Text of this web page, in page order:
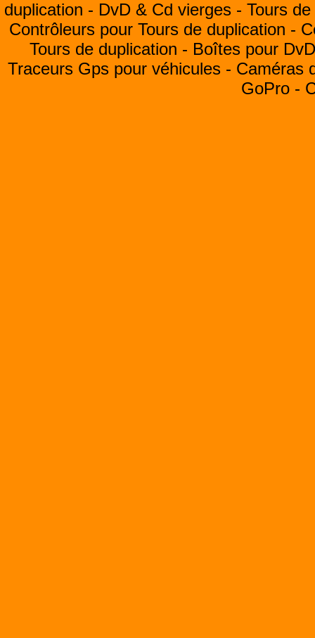
duplication - DvD & Cd vierges - Tours
Contrôleurs pour Tours de duplication -
Tours de duplication - Boîtes pour
Traceurs Gps pour véhicules - Caméras
GoPro -